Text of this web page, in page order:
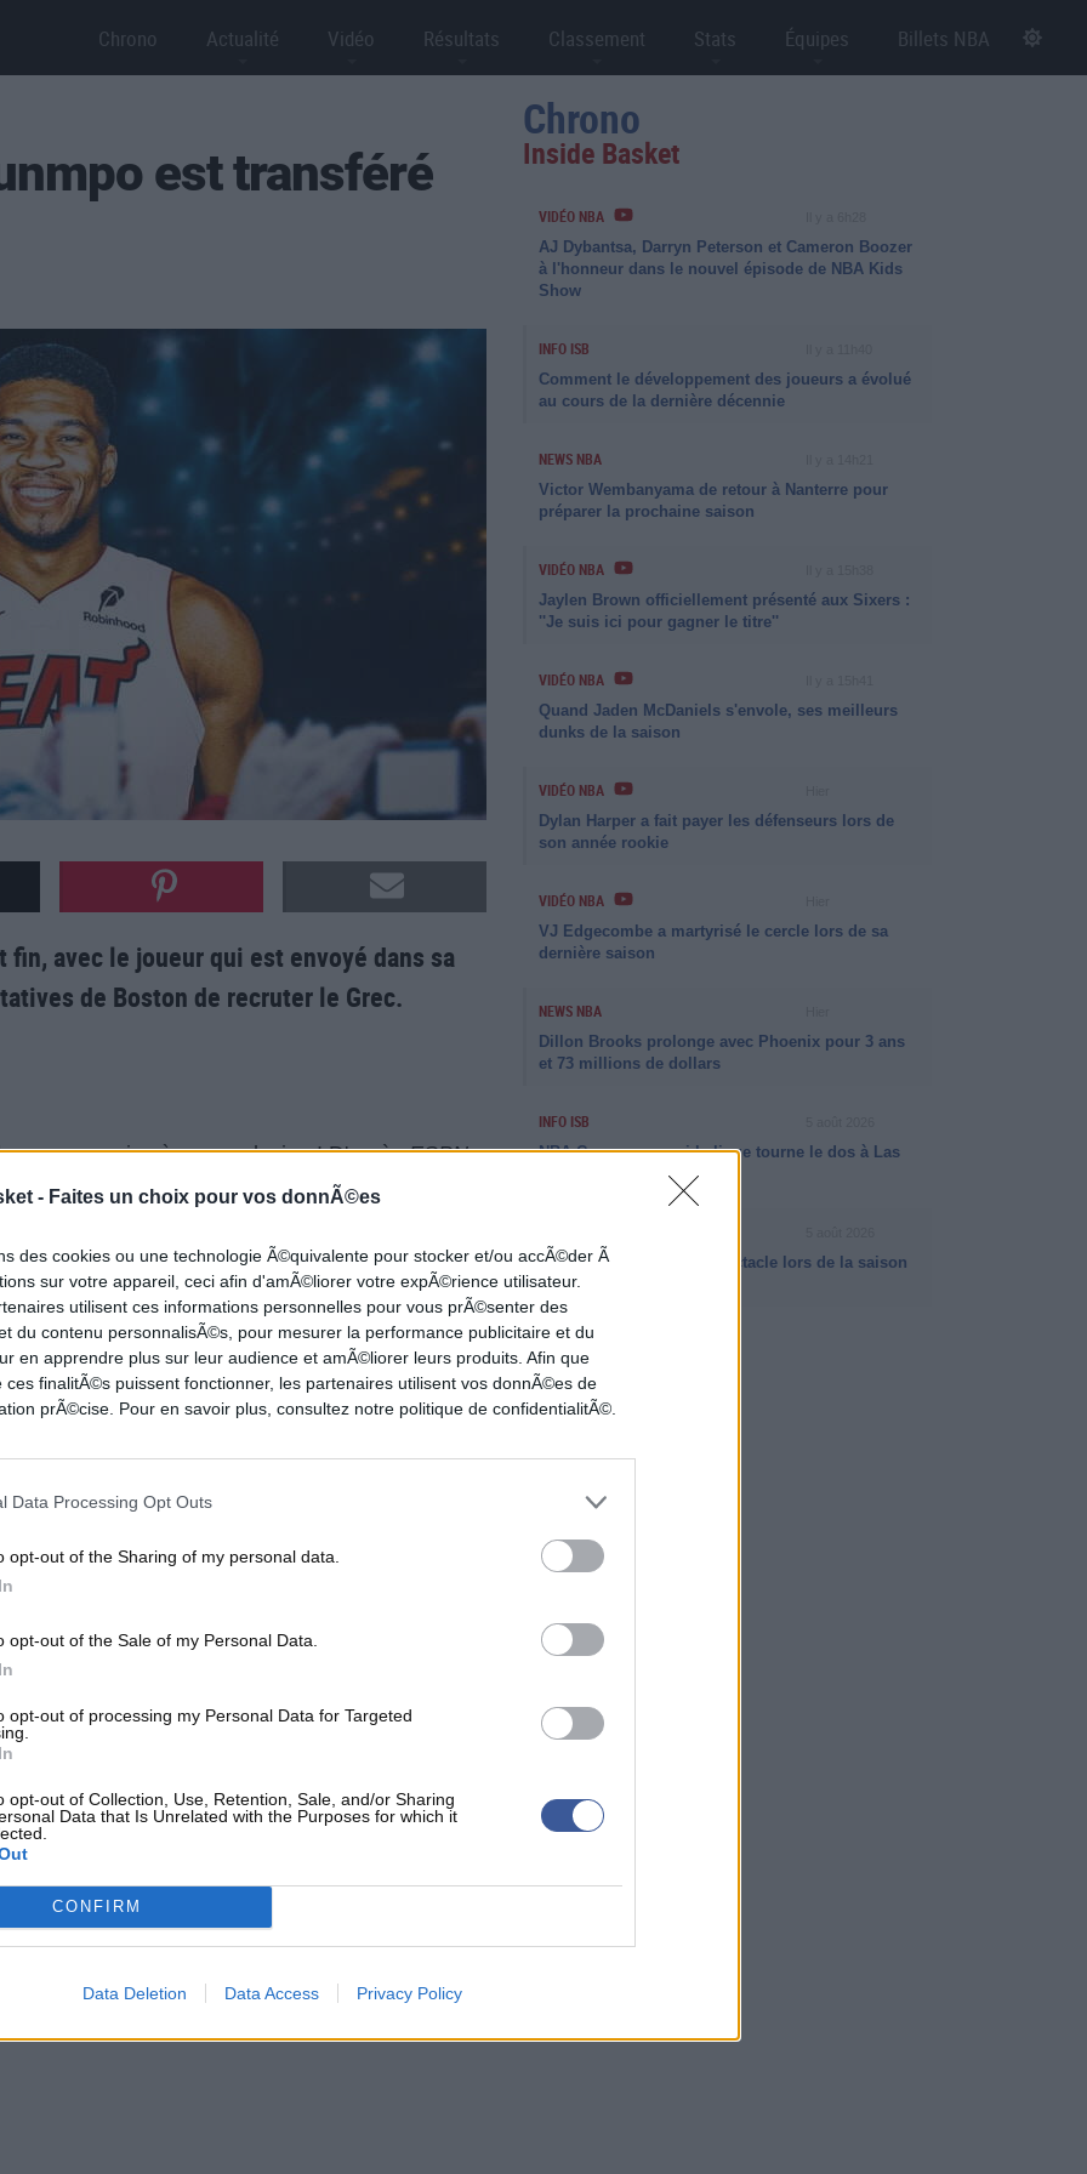
- Faites un choix pour vos donnÃ©es
des cookies ou une technologie Ã©quivalente pour stocker et/ou accÃ©der Ã
sur votre appareil, ceci afin d'amÃ©liorer votre expÃ©rience utilisateur.
utilisent ces informations personnelles pour vous prÃ©senter des
du contenu personnalisÃ©s, pour mesurer la performance publicitaire et du
en apprendre plus sur leur audience et amÃ©liorer leurs produits. Afin que
ces finalitÃ©s puissent fonctionner, les partenaires utilisent vos donnÃ©es de
prÃ©cise. Pour en savoir plus, consultez notre politique de confidentialitÃ©.
Data Processing Opt Outs
opt-out of the Sharing of my personal data.
opt-out of the Sale of my Personal Data.
opt-out of processing my Personal Data for Targeted
opt-out of Collection, Use, Retention, Sale, and/or Sharing
Data that Is Unrelated with the Purposes for which it
CONFIRM
Data Deletion Data Access Privacy Policy
Chrono Actualité Vidéo Résultats Classement Stats Équipes Billets NBA
est transféré
avec le joueur qui est envoyé dans sa
de Boston de recruter le Grec.
arrive à sa conclusion ! D'aprèsESPN,
Portis, en échange deTyler Herro,
des Celtics, composée deJaylen Brownet
, et chaque jour son rebondissement, le
le paysage NBA puisque le Heat parvient
le reste de l'effectif, mais la base est de haut
en retour du
peu de pouvoir. Avec Tyler Herro et Jaime
pour créer du jeu tandis que Kel'El Ware,
est officiellement lancée
Chrono
Inside Basket
VIDÉO NBA
AJ Dybantsa, Darryn Peterson et Cameron Boozer
à l'honneur dans le nouvel épisode de NBA Kids
Show
INFO ISB
Comment le développement des joueurs a évolué
au cours de la dernière décennie
NEWS NBA
Victor Wembanyama de retour à Nanterre pour
préparer la prochaine saison
VIDÉO NBA
Jaylen Brown officiellement présenté aux Sixers :
''Je suis ici pour gagner le titre''
VIDÉO NBA
Quand Jaden McDaniels s'envole, ses meilleurs
dunks de la saison
VIDÉO NBA
Dylan Harper a fait payer les défenseurs lors de
son année rookie
VIDÉO NBA
VJ Edgecombe a martyrisé le cercle lors de sa
dernière saison
NEWS NBA
Dillon Brooks prolonge avec Phoenix pour 3 ans
et 73 millions de dollars
INFO ISB
NBA Cup : pourquoi la ligue tourne le dos à Las
Matas Buzelis a fait le spectacle lors de la saison
NBA 2025-2026